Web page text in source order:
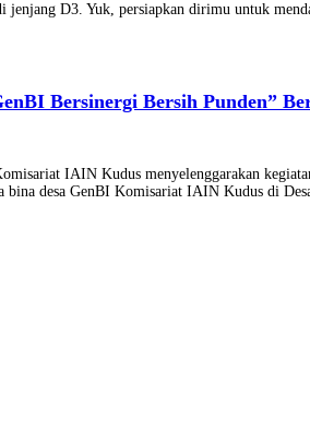
jenjang D3. Yuk, persiapkan dirimu untuk
Bersinergi Bersih Punden”
IAIN Kudus menyelenggarakan
bina desa GenBI Komisariat IAIN Kudus di